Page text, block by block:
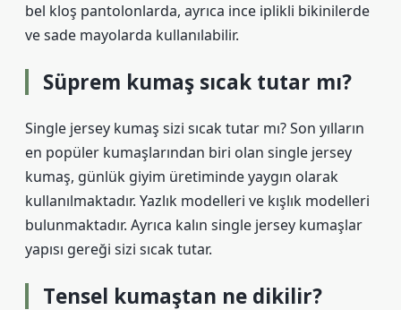
bel kloş pantolonlarda, ayrıca ince iplikli bikinilerde
ve sade mayolarda kullanılabilir.
Süprem kumaş sıcak tutar mı?
Single jersey kumaş sizi sıcak tutar mı? Son yılların
en popüler kumaşlarından biri olan single jersey
kumaş, günlük giyim üretiminde yaygın olarak
kullanılmaktadır. Yazlık modelleri ve kışlık modelleri
bulunmaktadır. Ayrıca kalın single jersey kumaşlar
yapısı gereği sizi sıcak tutar.
Tensel kumaştan ne dikilir?